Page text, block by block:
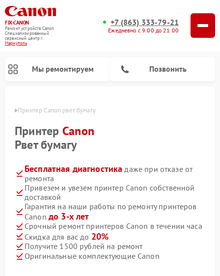
FIX-CANON
Ремонт устройств Canon
Специализированный
cервисный центр г.
Мариуполь
+7 (863) 333-79-21
Ежедневно с 9:00 до 21:00
Мы ремонтируем Позвонить
Принтер Canon рвет бумагу
Принтер Canon
Рвет бумагу
Бесплатная диагностика даже при отказе от
ремонта
Привезем и увезем принтер Canon собственной
доставкой
Гарантия на наши работы по ремонту принтеров
Canon до 3-х лет
Срочный ремонт принтеров Canon в течении часа
Скидка для вас до 20%
Получите 1500 рублей на ремонт
Оригинальные комплектующие Canon